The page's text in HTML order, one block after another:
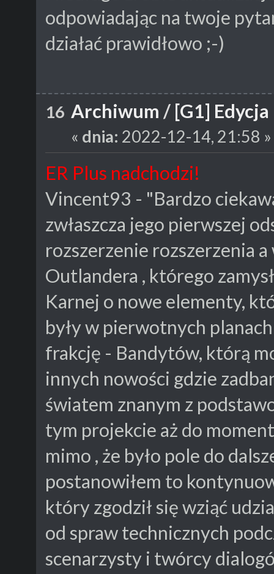
odpowiadając na twoje
działać prawidłowo ;-)
16 Archiwum / [G1]
« dnia: 2022-12-14, 21:58 »
ER Plus nadchodzi!
Vincent93 - "Bardzo
zwłaszcza jego pierwszej
rozszerzenie rozszerzenia
Outlandera , którego
Karnej o nowe elementy,
były w pierwotnych
frakcję - Bandytów, którą
innych nowości gdzie
światem znanym z
tym projekcie aż do
mimo , że było pole do
postanowiłem to
który zgodził się wziąć
od spraw technicznych
scenarzysty i twórcy